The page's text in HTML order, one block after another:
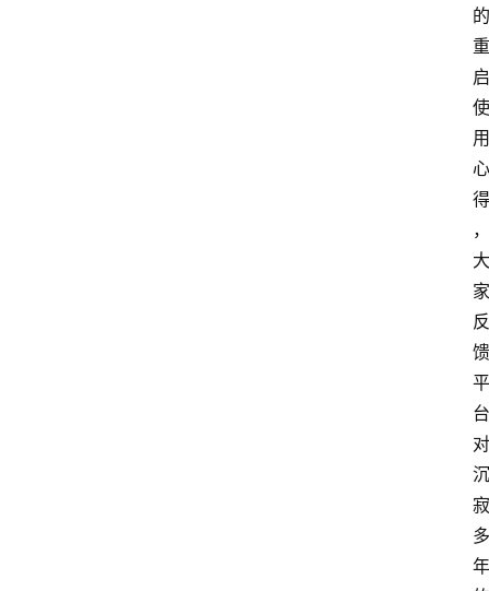
的
重
启
使
用
心
得
，
大
家
反
馈
平
台
对
沉
寂
多
年